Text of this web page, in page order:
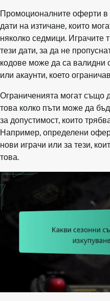
Промоционалните оферти в
дати на изтичане, които
няколко седмици. Играчите
тези дати, за да не
кодове може да са валидни
или акаунти, което
Ограниченията могат също
това колко пъти може да
за допустимост, които
Например, определени
нови играчи или за тези,
това.